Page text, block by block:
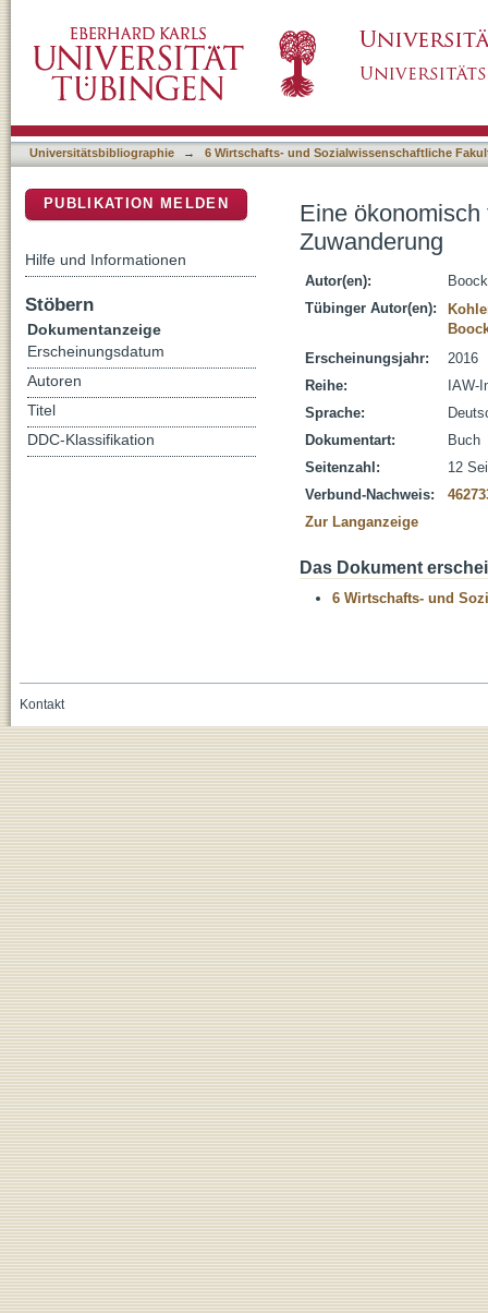
Universitätsbibliographie → 6 Wirtschafts- und Sozialwissenschaftliche
Eine
Zuwanderung
Autor(en):
Tübinger Autor(en):
Erscheinungsjahr:
2016
Reihe:
IAW-
Sprache:
Dokumentart:
Buch
Seitenzahl:
12
Verbund-Nachweis:
Zur Langanzeige
Das Dokument
6 Wirtschafts- und
PUBLIKATION MELDEN
Hilfe und Informationen
Stöbern
Dokumentanzeige
Erscheinungsdatum
Autoren
Titel
DDC-Klassifikation
Kontakt